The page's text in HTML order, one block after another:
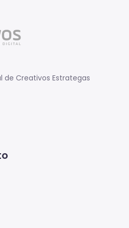
de Creativos Estrategas